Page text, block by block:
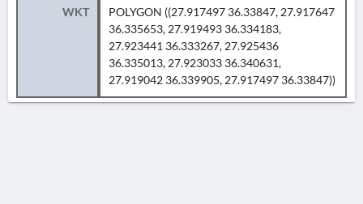
WKT
POLYGON ((27.917497 36.33847, 27.917647
36.335653, 27.919493 36.334183,
27.923441 36.333267, 27.925436
36.335013, 27.923033 36.340631,
27.919042 36.339905, 27.917497 36.33847))